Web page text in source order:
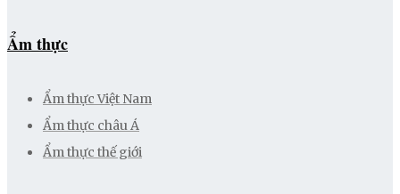
Ẩm thực
Ẩm thực Việt Nam
Ẩm thực châu Á
Ẩm thực thế giới